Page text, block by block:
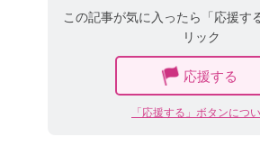
この記事が気に入ったら「応援す
リック
応援する
「応援する」ボタンにつ